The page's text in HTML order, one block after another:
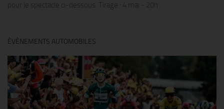
pour le spectacle ci-dessous. Tirage : 4 mai - 20h
ÉVÉNEMENTS AUTOMOBILES